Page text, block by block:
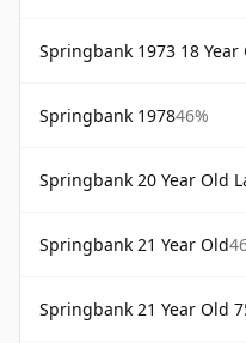
Springbank 1973 18 Year Old
Springbank 197846%
Springbank 20 Year Old
Springbank 21 Year Old
Springbank 21 Year Old